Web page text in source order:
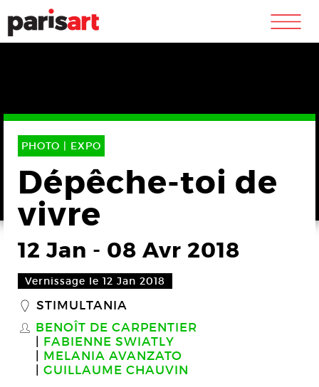
m
PHOTO | EXPO
Dépêche-toi de
vivre
12 Jan - 08 Avr 2018
Vernissage le 12 Jan 2018
_ STIMULTANIA
S BENOÎT DE CARPENTIER
FABIENNE SWIATLY
MELANIA AVANZATO
GUILLAUME CHAUVIN